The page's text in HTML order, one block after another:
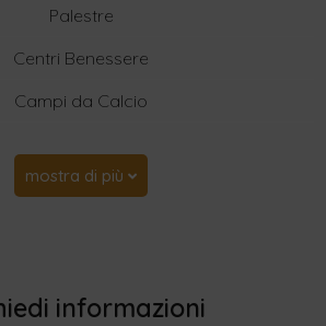
Palestre
Centri Benessere
Campi da Calcio
mostra di più
informazioni